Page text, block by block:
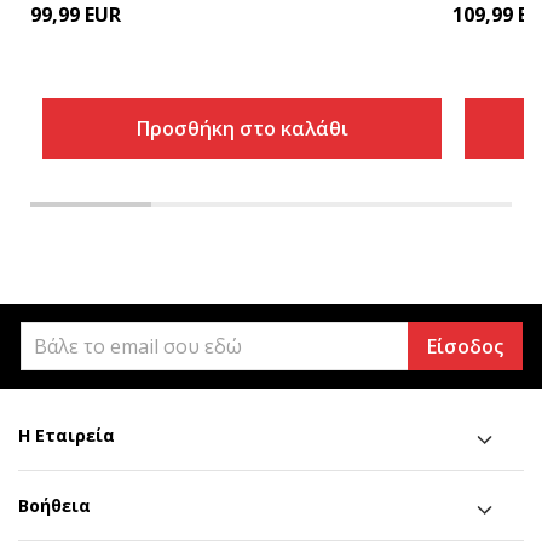
99,99 EUR
Προσθήκη στο καλάθι
109,99
Είσοδος
Η Εταιρεία
Βοήθεια